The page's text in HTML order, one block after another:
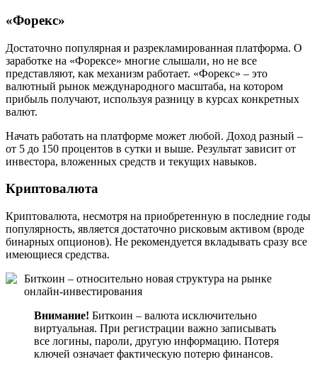
«Форекс»
Достаточно популярная и разрекламированная платформа. О
заработке на «Форексе» многие слышали, но не все
представляют, как механизм работает. «Форекс» – это
валютный рынок международного масштаба, на котором
прибыль получают, используя разницу в курсах конкретных
валют.
Начать работать на платформе может любой. Доход разный –
от 5 до 150 процентов в сутки и выше. Результат зависит от
инвестора, вложенных средств и текущих навыков.
Криптовалюта
Криптовалюта, несмотря на приобретенную в последние годы
популярность, является достаточно рисковым активом (вроде
бинарных опционов). Не рекомендуется вкладывать сразу все
имеющиеся средства.
Биткоин – относительно новая структура на рынке
онлайн-инвестирования
Внимание! Биткоин – валюта исключительно
виртуальная. При регистрации важно записывать
все логины, пароли, другую информацию. Потеря
ключей означает фактическую потерю финансов.